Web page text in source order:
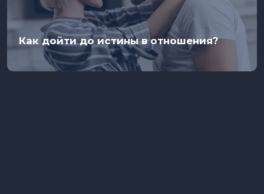
Как дойти до истины в отношения?